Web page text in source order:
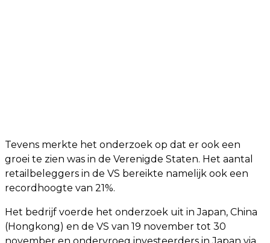
Tevens merkte het onderzoek op dat er ook een
groei te zien was in de Verenigde Staten. Het aantal
retailbeleggers in de VS bereikte namelijk ook een
recordhoogte van 21%.
Het bedrijf voerde het onderzoek uit in Japan, China
(Hongkong) en de VS van 19 november tot 30